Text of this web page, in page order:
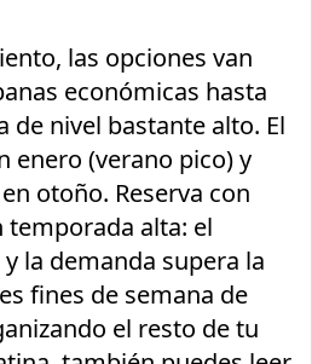
las opciones van
económicas hasta
de nivel bastante alto. El
enero (verano pico) y
otoño. Reserva con
temporada alta: el
la demanda supera la
fines de semana de
el resto de tu